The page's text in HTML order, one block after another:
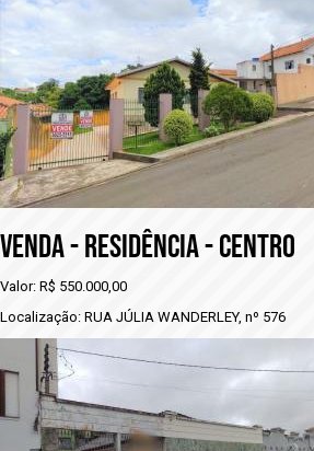
VENDA - rESIDÊNCIA - CENTRO
Valor: R$ 550.000,00
Localização: RUA JÚLIA WANDERLEY, nº 576